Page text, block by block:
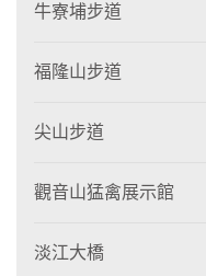
牛寮埔步道
福隆山步道
尖山步道
觀音山猛禽展示館
淡江大橋